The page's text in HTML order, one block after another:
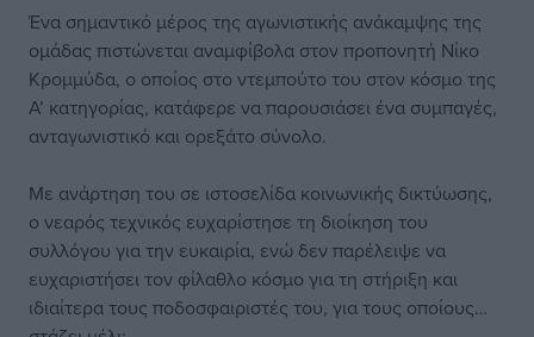
Ένα σημαντικό μέρος της αγωνιστικής ανάκαμψης της
ομάδας πιστώνεται αναμφίβολα στον προπονητή Νίκο
Κρομμύδα, ο οποίος στο ντεμπούτο του στον κόσμο της
Α’ κατηγορίας, κατάφερε να παρουσιάσει ένα συμπαγές,
ανταγωνιστικό και ορεξάτο σύνολο.
Με ανάρτηση του σε ιστοσελίδα κοινωνικής δικτύωσης,
ο νεαρός τεχνικός ευχαρίστησε τη διοίκηση του
συλλόγου για την ευκαιρία, ενώ δεν παρέλειψε να
ευχαριστήσει τον φίλαθλο κόσμο για τη στήριξη και
ιδιαίτερα τους ποδοσφαιριστές του, για τους οποίους…